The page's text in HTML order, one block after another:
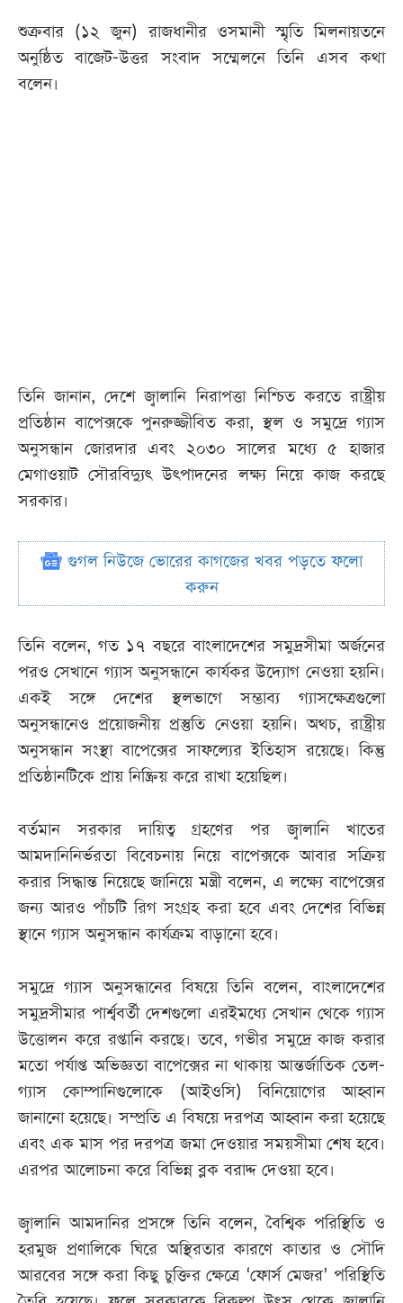
শুক্রবার (১২ জুন) রাজধানীর ওসমানী স্মৃতি মিলনায়তনে
অনুষ্ঠিত বাজেট-উত্তর সংবাদ সম্মেলনে তিনি এসব কথা
বলেন।
তিনি জানান, দেশে জ্বালানি নিরাপত্তা নিশ্চিত করতে রাষ্ট্রীয়
প্রতিষ্ঠান বাপেক্সকে পুনরুজ্জীবিত করা, স্থল ও সমুদ্রে গ্যাস
অনুসন্ধান জোরদার এবং ২০৩০ সালের মধ্যে ৫ হাজার
মেগাওয়াট সৌরবিদ্যুৎ উৎপাদনের লক্ষ্য নিয়ে কাজ করছে
সরকার।
গুগল নিউজে ভোরের কাগজের খবর পড়তে ফলো
করুন
তিনি বলেন, গত ১৭ বছরে বাংলাদেশের সমুদ্রসীমা অর্জনের
পরও সেখানে গ্যাস অনুসন্ধানে কার্যকর উদ্যোগ নেওয়া হয়নি।
একই সঙ্গে দেশের স্থলভাগে সম্ভাব্য গ্যাসক্ষেত্রগুলো
অনুসন্ধানেও প্রয়োজনীয় প্রস্তুতি নেওয়া হয়নি। অথচ, রাষ্ট্রীয়
অনুসন্ধান সংস্থা বাপেক্সের সাফল্যের ইতিহাস রয়েছে। কিন্তু
প্রতিষ্ঠানটিকে প্রায় নিষ্ক্রিয় করে রাখা হয়েছিল।
বর্তমান সরকার দায়িত্ব গ্রহণের পর জ্বালানি খাতের
আমদানিনির্ভরতা বিবেচনায় নিয়ে বাপেক্সকে আবার সক্রিয়
করার সিদ্ধান্ত নিয়েছে জানিয়ে মন্ত্রী বলেন, এ লক্ষ্যে বাপেক্সের
জন্য আরও পাঁচটি রিগ সংগ্রহ করা হবে এবং দেশের বিভিন্ন
স্থানে গ্যাস অনুসন্ধান কার্যক্রম বাড়ানো হবে।
সমুদ্রে গ্যাস অনুসন্ধানের বিষয়ে তিনি বলেন, বাংলাদেশের
সমুদ্রসীমার পার্শ্ববর্তী দেশগুলো এরইমধ্যে সেখান থেকে গ্যাস
উত্তোলন করে রপ্তানি করছে। তবে, গভীর সমুদ্রে কাজ করার
মতো পর্যাপ্ত অভিজ্ঞতা বাপেক্সের না থাকায় আন্তর্জাতিক তেল-
গ্যাস কোম্পানিগুলোকে (আইওসি) বিনিয়োগের আহ্বান
জানানো হয়েছে। সম্প্রতি এ বিষয়ে দরপত্র আহ্বান করা হয়েছে
এবং এক মাস পর দরপত্র জমা দেওয়ার সময়সীমা শেষ হবে।
এরপর আলোচনা করে বিভিন্ন ব্লক বরাদ্দ দেওয়া হবে।
জ্বালানি আমদানির প্রসঙ্গে তিনি বলেন, বৈশ্বিক পরিস্থিতি ও
হরমুজ প্রণালিকে ঘিরে অস্থিরতার কারণে কাতার ও সৌদি
আরবের সঙ্গে করা কিছু চুক্তির ক্ষেত্রে ‘ফোর্স মেজর’ পরিস্থিতি